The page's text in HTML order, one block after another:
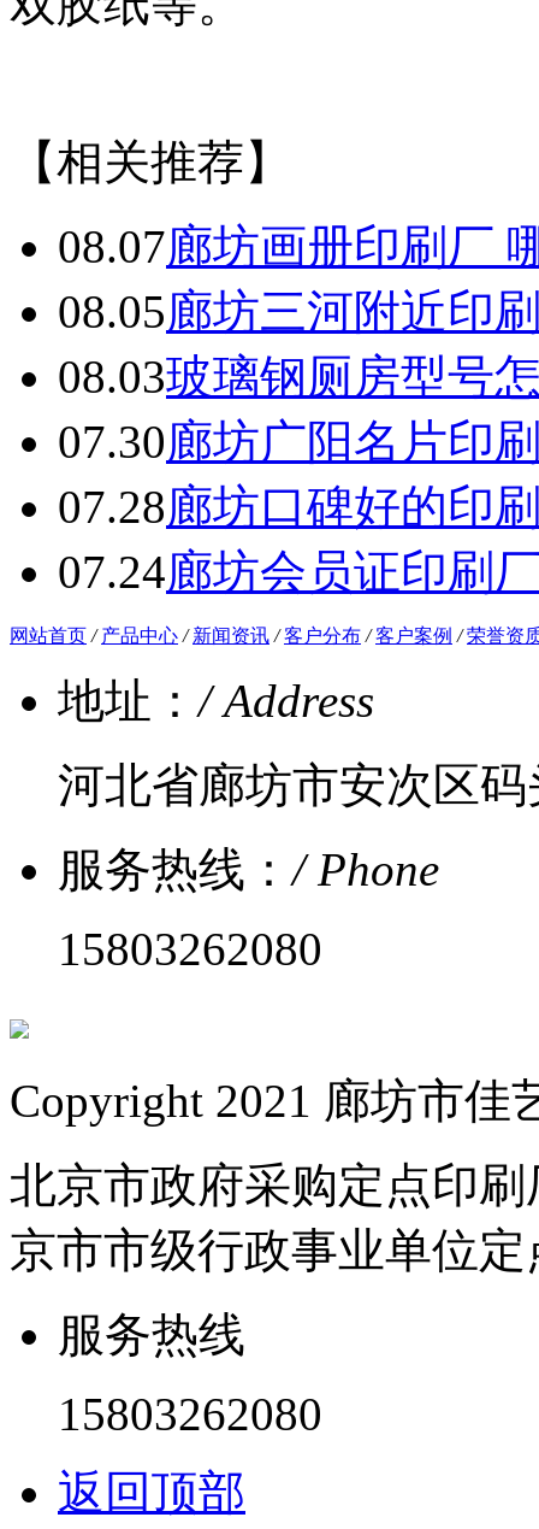
【相关推荐】
08.07廊坊画册印刷厂
08.05廊坊三河附近印
08.03玻璃钢厕房型号
07.30廊坊广阳名片印
07.28廊坊口碑好的印
07.24廊坊会员证印刷
网站首页 / 产品中心 / 新闻资讯 / 客户分布 / 客户案例 / 荣誉资
地址：/ Address
河北省廊坊市安次区码
服务热线：/ Phone
15803262080
Copyright 2021 廊坊市
北京市政府采购定点印
京市市级行政事业单位
服务热线
15803262080
返回顶部